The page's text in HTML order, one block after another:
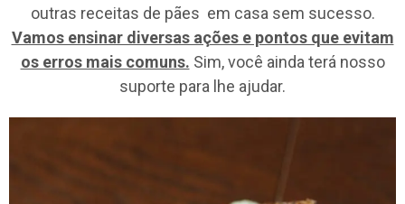
outras receitas de pães em casa sem sucesso.
Vamos ensinar diversas ações e pontos que evitam
os erros mais comuns. Sim, você ainda terá nosso
suporte para lhe ajudar.